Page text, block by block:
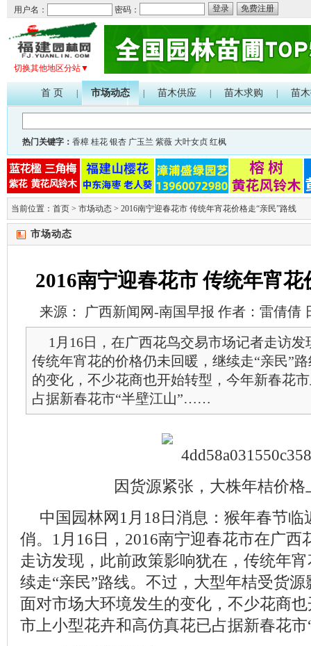
用户名： 密码： 登录 免费注册
切换其他地区分站▼
首 页 市场动态 苗木供应 苗木求购 苗
热门关键字： 香樟 桂花 银杏 广玉兰 紫薇 大叶女贞 红枫
当前位置： 首页 > 市场动态 > 2016南宁迎春花市 传统年宵花价格走“亲民”路线
市场动态
2016南宁迎春花市 传统年宵
来源： 广西新闻网-南国早报 作者：雷倩倩
1月16日，在广西花鸟交易市场记者走访
传统年宵花的价格仍未回暖，继续走“亲民”
的变化，不少花商也开始转型，今年新春花
占据新春花市“半壁江山”……
因货源紧张，大株年桔价
中国园林网1月18日消息：猴年春节
俏。1月16日，2016南宁迎春花市在广西
走访发现，此前政策影响犹在，传统年
续走“亲民”路线。不过，大型年桔受货
面对市场大环境发生的变化，不少花商
市上小型花卉和高仿真花已占据新春花市